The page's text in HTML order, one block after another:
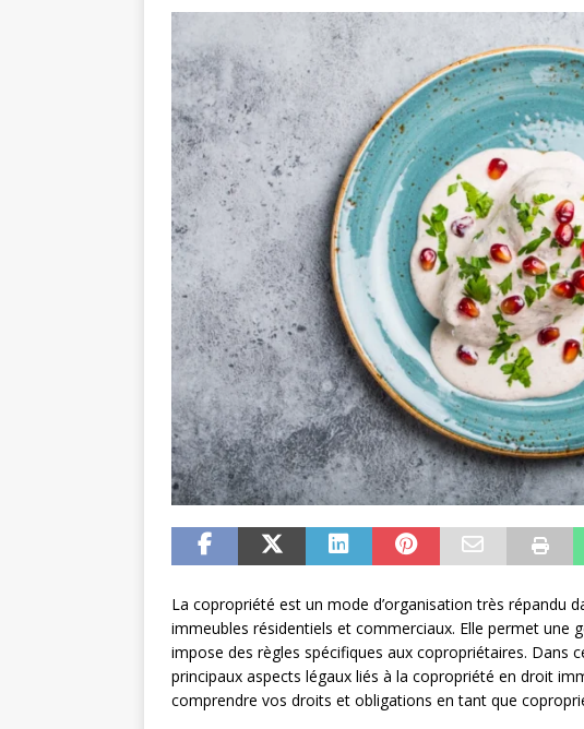
La copropriété est un mode d’organisation très répandu
immeubles résidentiels et commerciaux. Elle permet une
impose des règles spécifiques aux copropriétaires. Dans
principaux aspects légaux liés à la copropriété en droit
comprendre vos droits et obligations en tant que